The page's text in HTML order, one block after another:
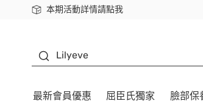
本期活動詳情請點我
下載app最高回饋$350
Lilyeve
最新會員優惠 屈臣氏獨家 臉部保